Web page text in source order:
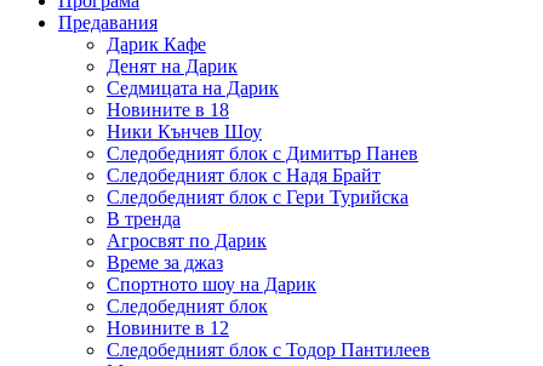
Предавания
Дарик Кафе
Денят на Дарик
Седмицата на Дарик
Новините в 18
Ники Кънчев Шоу
Следобедният блок с Димитър Панев
Следобедният блок с Надя Брайт
Следобедният блок с Гери Турийска
В тренда
Агросвят по Дарик
Време за джаз
Спортното шоу на Дарик
Следобедният блок
Новините в 12
Следобедният блок с Тодор Пантилеев